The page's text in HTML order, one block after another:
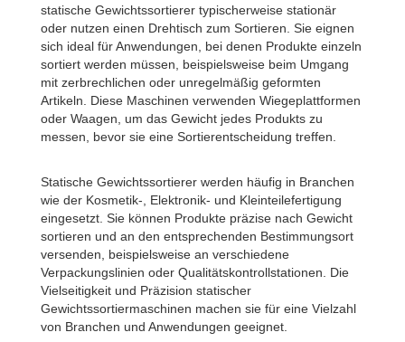
statische Gewichtssortierer typischerweise stationär
oder nutzen einen Drehtisch zum Sortieren. Sie eignen
sich ideal für Anwendungen, bei denen Produkte einzeln
sortiert werden müssen, beispielsweise beim Umgang
mit zerbrechlichen oder unregelmäßig geformten
Artikeln. Diese Maschinen verwenden Wiegeplattformen
oder Waagen, um das Gewicht jedes Produkts zu
messen, bevor sie eine Sortierentscheidung treffen.
Statische Gewichtssortierer werden häufig in Branchen
wie der Kosmetik-, Elektronik- und Kleinteilefertigung
eingesetzt. Sie können Produkte präzise nach Gewicht
sortieren und an den entsprechenden Bestimmungsort
versenden, beispielsweise an verschiedene
Verpackungslinien oder Qualitätskontrollstationen. Die
Vielseitigkeit und Präzision statischer
Gewichtssortiermaschinen machen sie für eine Vielzahl
von Branchen und Anwendungen geeignet.